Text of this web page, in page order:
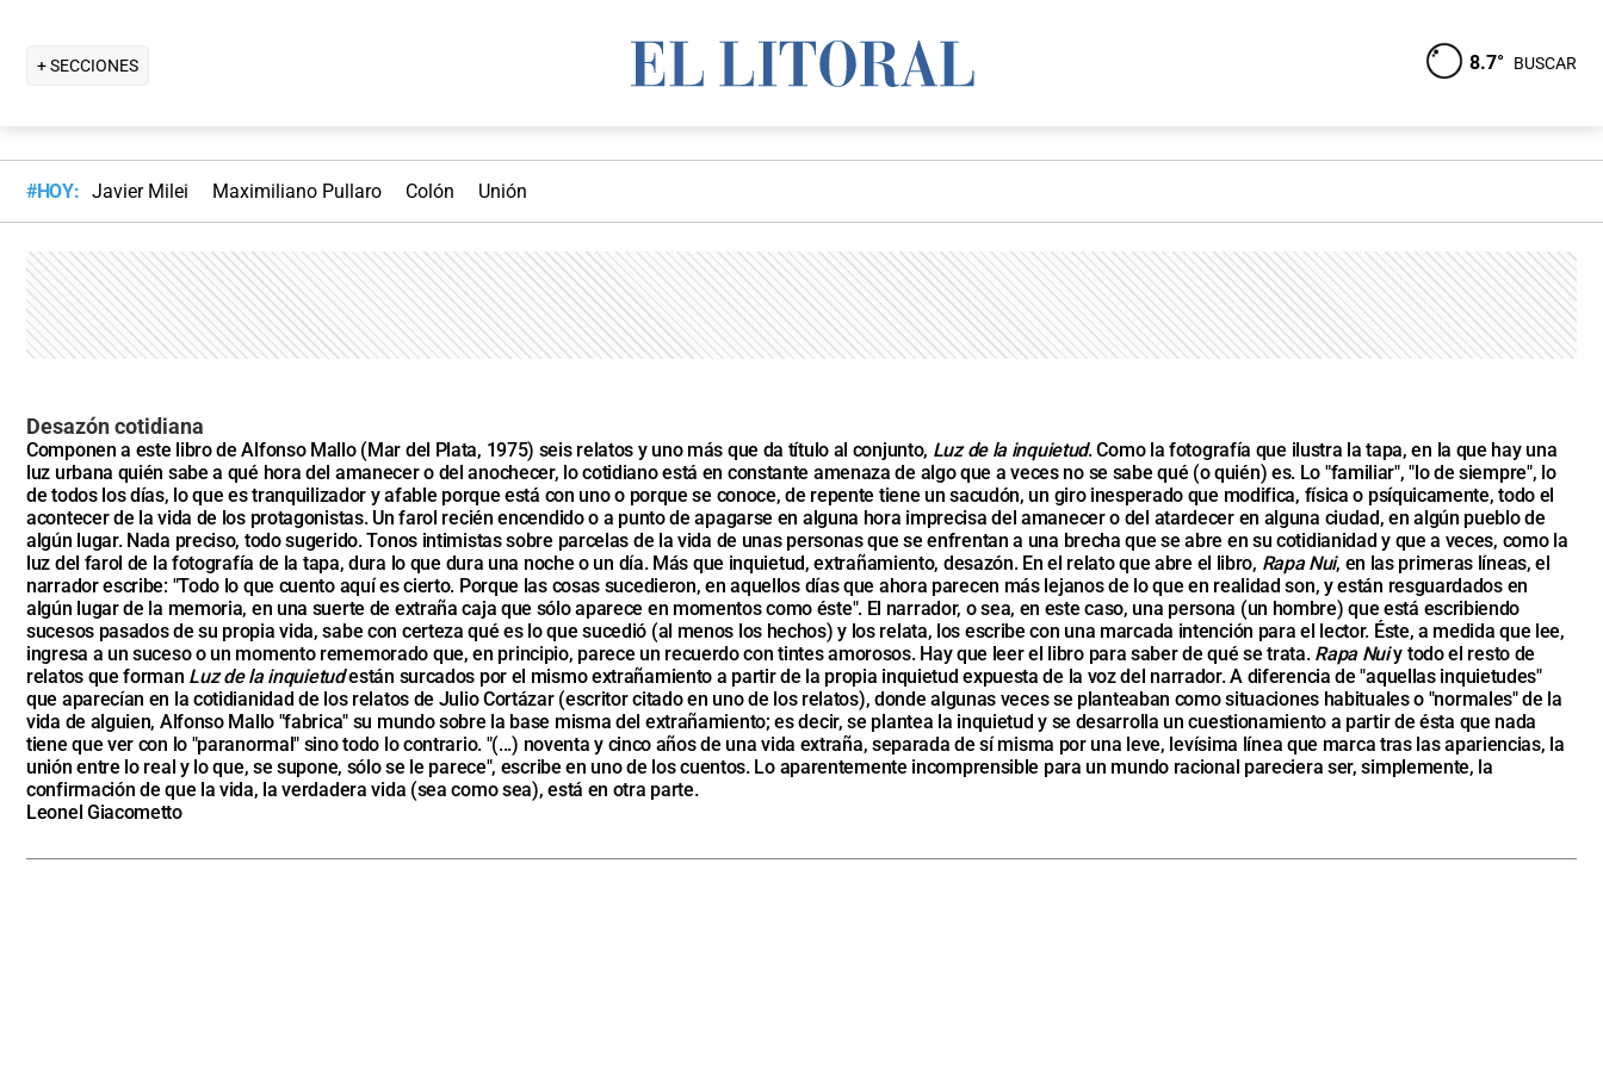
+ SECCIONES 8.7° BUSCAR
#HOY: Javier Milei Maximiliano Pullaro Colón Unión
Desazón cotidiana
Componen a este libro de Alfonso Mallo (Mar del Plata, 1975) seis relatos y uno más que da título al conjunto, Luz de la inquietud. Como la fotografía que ilustra la tapa, en la que hay una
luz urbana quién sabe a qué hora del amanecer o del anochecer, lo cotidiano está en constante amenaza de algo que a veces no se sabe qué (o quién) es. Lo "familiar", "lo de siempre", lo
de todos los días, lo que es tranquilizador y afable porque está con uno o porque se conoce, de repente tiene un sacudón, un giro inesperado que modifica, física o psíquicamente, todo el
acontecer de la vida de los protagonistas. Un farol recién encendido o a punto de apagarse en alguna hora imprecisa del amanecer o del atardecer en alguna ciudad, en algún pueblo de
algún lugar. Nada preciso, todo sugerido. Tonos intimistas sobre parcelas de la vida de unas personas que se enfrentan a una brecha que se abre en su cotidianidad y que a veces, como la
luz del farol de la fotografía de la tapa, dura lo que dura una noche o un día. Más que inquietud, extrañamiento, desazón. En el relato que abre el libro, Rapa Nui, en las primeras líneas, el
narrador escribe: "Todo lo que cuento aquí es cierto. Porque las cosas sucedieron, en aquellos días que ahora parecen más lejanos de lo que en realidad son, y están resguardados en
algún lugar de la memoria, en una suerte de extraña caja que sólo aparece en momentos como éste". El narrador, o sea, en este caso, una persona (un hombre) que está escribiendo
sucesos pasados de su propia vida, sabe con certeza qué es lo que sucedió (al menos los hechos) y los relata, los escribe con una marcada intención para el lector. Éste, a medida que lee,
ingresa a un suceso o un momento rememorado que, en principio, parece un recuerdo con tintes amorosos. Hay que leer el libro para saber de qué se trata. Rapa Nuiy todo el resto de
relatos que forman Luz de la inquietudestán surcados por el mismo extrañamiento a partir de la propia inquietud expuesta de la voz del narrador. A diferencia de "aquellas inquietudes"
que aparecían en la cotidianidad de los relatos de Julio Cortázar (escritor citado en uno de los relatos), donde algunas veces se planteaban como situaciones habituales o "normales" de la
vida de alguien, Alfonso Mallo "fabrica" su mundo sobre la base misma del extrañamiento; es decir, se plantea la inquietud y se desarrolla un cuestionamiento a partir de ésta que nada
tiene que ver con lo "paranormal" sino todo lo contrario. "(...) noventa y cinco años de una vida extraña, separada de sí misma por una leve, levísima línea que marca tras las apariencias, la
unión entre lo real y lo que, se supone, sólo se le parece", escribe en uno de los cuentos. Lo aparentemente incomprensible para un mundo racional pareciera ser, simplemente, la
confirmación de que la vida, la verdadera vida (sea como sea), está en otra parte.
Leonel Giacometto